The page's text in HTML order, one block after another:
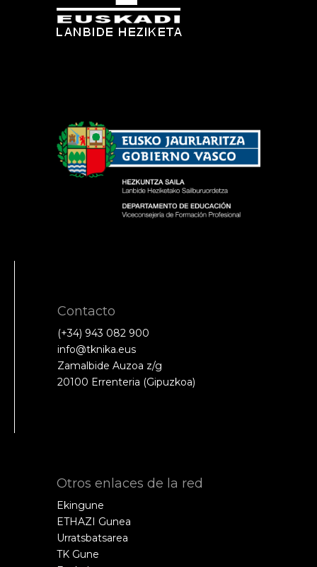
Contacto
(+34) 943 082 900
info@tknika.eus
Zamalbide Auzoa z/g
20100 Errenteria (Gipuzkoa)
Otros enlaces de la red
Ekingune
ETHAZI Gunea
Urratsbatsarea
TK Gune